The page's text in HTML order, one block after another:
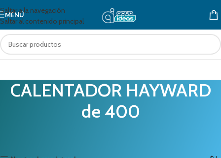
Saltar a la navegación
Saltar al contenido principal
MENÚ
CALENTADOR HAYWARD
de 400